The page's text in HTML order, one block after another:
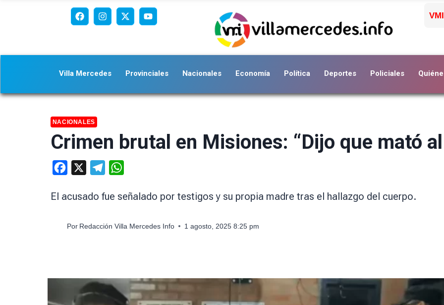
Villa Mercedes Provinciales Nacionales Economía Política Deportes Policiales
NACIONALES
Crimen brutal en Misiones: “Dijo que mató
Facebook Telegram
El acusado fue señalado por testigos y su propia madre tras el hallazgo del cuerpo.
Por Redacción Villa Mercedes Info 1 agosto, 2025 8:25 pm